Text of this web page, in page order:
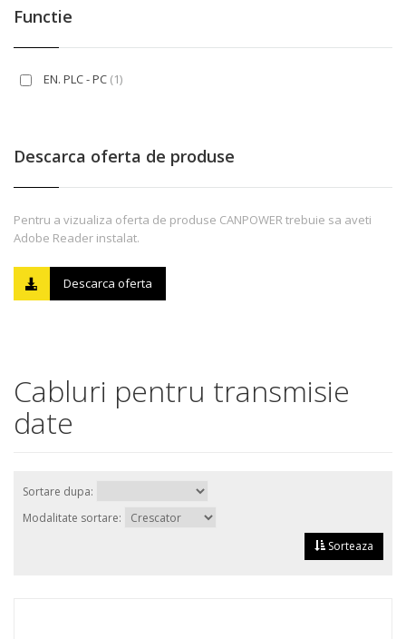
Functie
EN. PLC - PC (1)
Descarca oferta de produse
Pentru a vizualiza oferta de produse CANPOWER trebuie sa aveti
Adobe Reader instalat.
Descarca oferta
Cabluri pentru transmisie
date
Sortare dupa:
Modalitate sortare:
Sorteaza